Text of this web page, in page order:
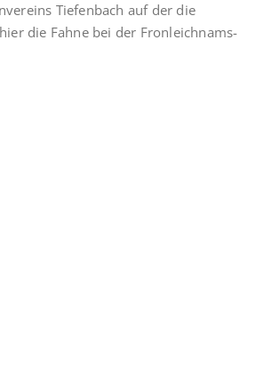
Tiefenbach auf der die
die Fahne bei der Fronleichnams-